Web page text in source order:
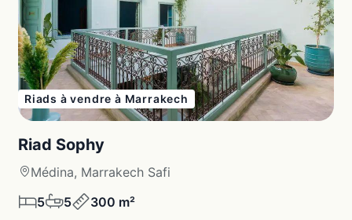
Riads à vendre à Marrakech
Riad Sophy
Médina, Marrakech Safi
5
5 300 m²